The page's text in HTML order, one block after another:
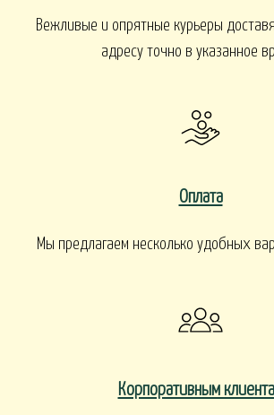
Вежливые и опрятные курьеры
адресу точно в указанное
Оплата
Мы предлагаем несколько удобных
Корпоративным